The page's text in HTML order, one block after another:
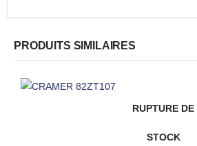
PRODUITS SIMILAIRES
RUPTURE DE
STOCK